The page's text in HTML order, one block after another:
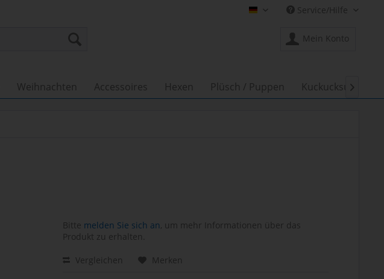
Shop Creation Gross DE
Service/Hilfe
Mein Konto
Weihnachten Accessoires Hexen Plüsch / Puppen Kuckucksuhren

Bitte melden Sie sich an, um mehr Informationen über das
Produkt zu erhalten.
Vergleichen Merken